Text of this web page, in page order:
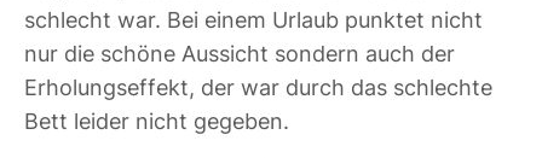
schlecht war. Bei einem Urlaub punktet nicht
nur die schöne Aussicht sondern auch der
Erholungseffekt, der war durch das schlechte
Bett leider nicht gegeben.